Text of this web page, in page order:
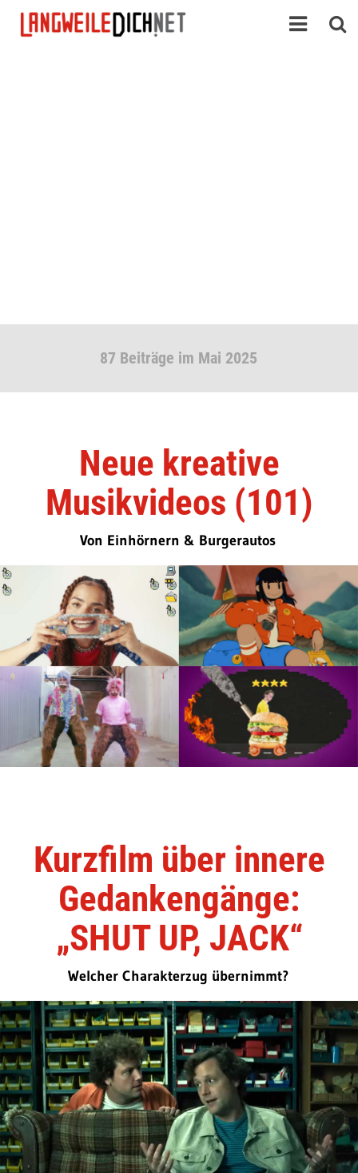
87 Beiträge im Mai 2025
Neue kreative
Musikvideos (101)
Von Einhörnern & Burgerautos
Kurzfilm über innere
Gedankengänge:
„SHUT UP, JACK“
Welcher Charakterzug übernimmt?